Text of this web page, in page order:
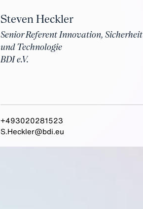
Steven Heckler
Senior Referent Innovation, Sicherheit
und Technologie
BDI e.V.
+493020281523
S.Heckler@bdi.eu